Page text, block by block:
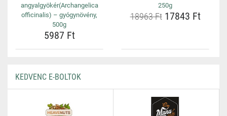
angyalgyökér(Archangelica
officinalis) – gyógynövény,
500g
5987 Ft
250g
18963 Ft17843 Ft
KEDVENC E-BOLTOK